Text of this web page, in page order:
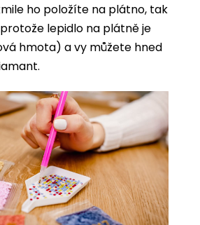
ho položíte na plátno, tak
lepidlo na plátně je
hmota) a vy můžete hned